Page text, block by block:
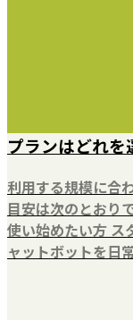
プランはどれを
利用する規模に合
目安は次のとおり
使い始めたい方 ス
ャットボットを日